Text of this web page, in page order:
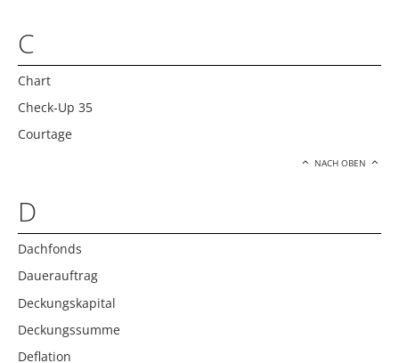
C
Chart
Check-Up 35
Courtage
NACH OBEN
D
Dachfonds
Dauerauftrag
Deckungskapital
Deckungssumme
Deflation